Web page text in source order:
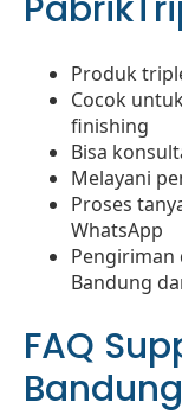
Produk
Cocok
finishing
Bisa
Melayani
Proses
WhatsApp
Bandung
FAQ
Bandung